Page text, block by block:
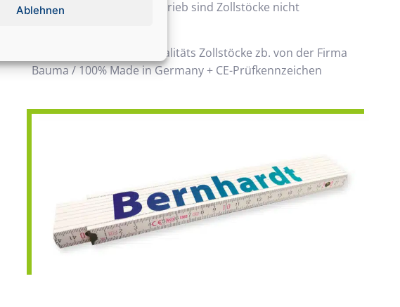
Ablehnen
möglichen Handwerksbetrieb sind Zollstöcke nicht
Daher wir verwenden Qualitäts Zollstöcke zb. von der Firma
Bauma / 100% Made in Germany + CE-Prüfkennzeichen